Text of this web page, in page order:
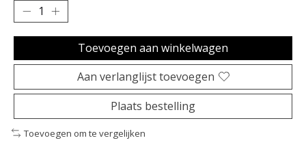
Toevoegen aan winkelwagen
Aan verlanglijst toevoegen
Plaats bestelling
Toevoegen om te vergelijken